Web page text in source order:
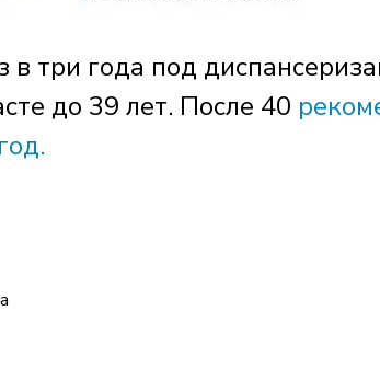
в три года под
до 39 лет. После 40